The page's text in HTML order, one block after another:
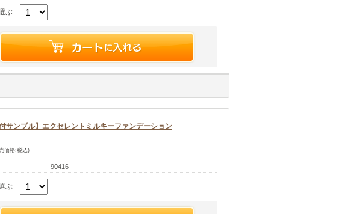
ぶ
付サンプル】エクセレントミルキーファンデーション
価格:税込)
90416
ぶ